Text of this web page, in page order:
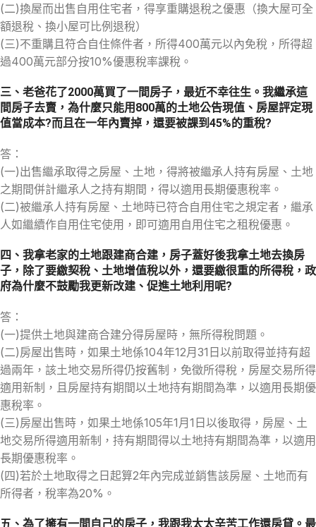
(二)換屋而出售自用住宅者，得享重購退稅之優惠（換大屋可全
額退稅、換小屋可比例退稅）
(三)不重購且符合自住條件者，所得400萬元以內免稅，所得超
過400萬元部分按10%優惠稅率課稅。
三、老爸花了2000萬買了一間房子，最近不幸往生。我繼承這
間房子去賣，為什麼只能用800萬的土地公告現值、房屋評定現
值當成本?而且在一年內賣掉，還要被課到45%的重稅?
答：
(一)出售繼承取得之房屋、土地，得將被繼承人持有房屋、土地
之期間併計繼承人之持有期間，得以適用長期優惠稅率。
(二)被繼承人持有房屋、土地時已符合自用住宅之規定者，繼承
人如繼續作自用住宅使用，即可適用自用住宅之租稅優惠。
四、我拿老家的土地跟建商合建，房子蓋好後我拿土地去換房
子，除了要繳契稅、土地增值稅以外，還要繳很重的所得稅，政
府為什麼不鼓勵我更新改建、促進土地利用呢?
答：
(一)提供土地與建商合建分得房屋時，無所得稅問題。
(二)房屋出售時，如果土地係104年12月31日以前取得並持有超
過兩年，該土地交易所得仍按舊制，免徵所得稅，房屋交易所得
適用新制，且房屋持有期間以土地持有期間為準，以適用長期優
惠稅率。
(三)房屋出售時，如果土地係105年1月1日以後取得，房屋、土
地交易所得適用新制，持有期間得以土地持有期間為準，以適用
長期優惠稅率。
(四)若於土地取得之日起算2年內完成並銷售該房屋、土地而有
所得者，稅率為20%。
五、為了擁有一間自己的房子，我跟我太太辛苦工作還房貸。最